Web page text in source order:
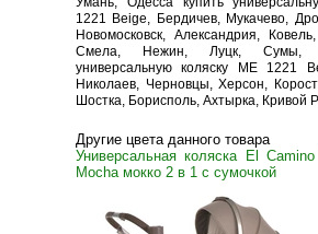
1221 Beige, Бердичев, Мукачево,
Новомосковск, Александрия,
Смела, Нежин, Луцк, Сумы,
универсальную коляску ME 1221
Николаев, Черновцы, Херсон,
Шостка, Борисполь, Ахтырка, Кривой
Другие цвета данного товара
Универсальная коляска El
Mocha мокко 2 в 1 с сумочкой